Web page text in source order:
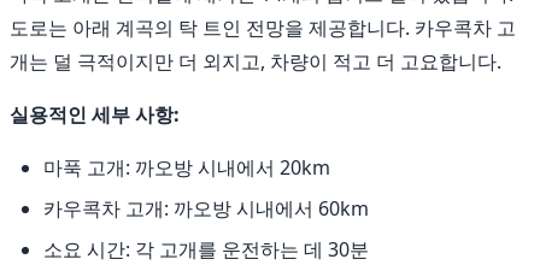
도로는 아래 계곡의 탁 트인 전망을 제공합니다. 카우콕차 고
개는 덜 극적이지만 더 외지고, 차량이 적고 더 고요합니다.
실용적인 세부 사항:
마푹 고개: 까오방 시내에서 20km
카우콕차 고개: 까오방 시내에서 60km
소요 시간: 각 고개를 운전하는 데 30분